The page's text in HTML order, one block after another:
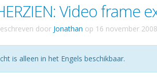
Video frame
door Jonathan op 16 november 2008
is alleen in het Engels beschikbaar.